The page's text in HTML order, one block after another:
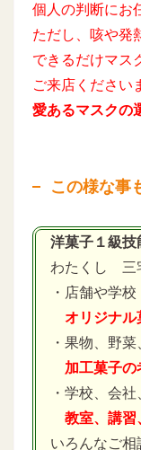
個人の判断にお
ただし、咳や発
できるだけマス
ご来店ください
愛あるマスクの
この様な事
洋菓子１級技
わたくし 三
・店舗や学校
オリジナル
・果物、野菜
加工菓子の
・学校、会社
教室、講習
いろんなご相